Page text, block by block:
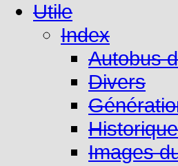
Utile
Index
Autobus
Divers
Images